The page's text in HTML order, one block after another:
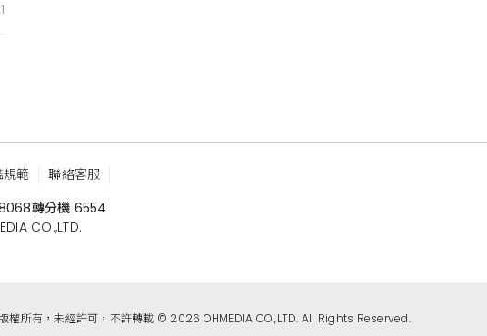
範
聯絡客服
轉分機 6554
CO.,LTD.
權所有，未經許可，不許轉載 © 2026 OHMEDIA CO.,LTD. All Rights Reserved.